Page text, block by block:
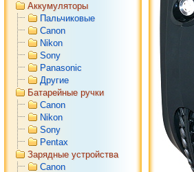
Аккумуляторы
Пальчиковые
Canon
Nikon
Sony
Panasonic
Другие
Батарейные ручки
Canon
Nikon
Sony
Pentax
Зарядные устройства
Canon